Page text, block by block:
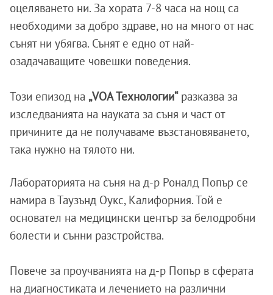
оцеляването ни. За хората 7-8 часа на нощ са
необходими за добро здраве, но на много от нас
сънят ни убягва. Сънят е едно от най-
озадачаващите човешки поведения.
Този епизод на „VOA Технологии“разказва за
изследванията на науката за съня и част от
причините да не получаваме възстановяването,
така нужно на тялото ни.
Лабораторията на съня на д-р Роналд Попър се
намира в Таузънд Оукс, Калифорния. Той е
основател на медицински център за белодробни
болести и сънни разстройства.
Повече за проучванията на д-р Попър в сферата
на диагностиката и лечението на различни